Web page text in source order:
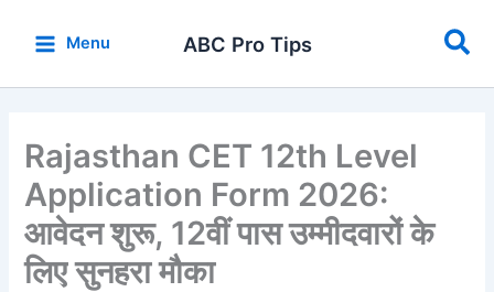
Menu ABC Pro Tips
Rajasthan CET 12th Level
Application Form 2026:
आवेदन शुरू, 12वीं पास उम्मीदवारों के
लिए सुनहरा मौका